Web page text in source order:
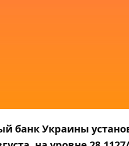
банк Украины